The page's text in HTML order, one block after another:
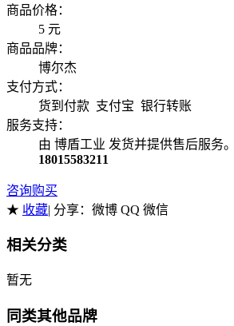
商品价格：
5 元
商品品牌：
博尔杰
支付方式：
货到付款 支付宝 银行转账
服务支持：
由 博盾工业 发货并提供售后服务
18015583211
咨询购买
★ 收藏| 分享： 微博 QQ 微信
相关分类
暂无
同类其他品牌